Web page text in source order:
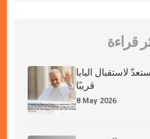
قراءة
لاستقبال البابا
قريبًا
8 May 2026